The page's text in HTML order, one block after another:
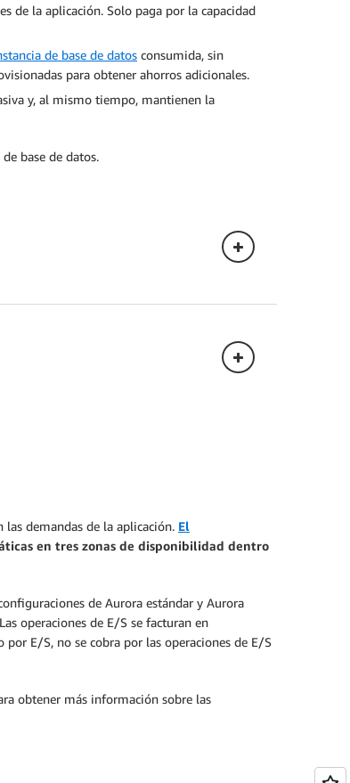
de la aplicación. Solo paga por la capacidad
de base de datos consumida, sin
para obtener ahorros adicionales.
y, al mismo tiempo, mantienen la
base de datos.
optimizado para E/S,
datos según las necesidades
Además, es compatible con
la capacidad de la base de
capacidad de red y CPU
optimizado para E/S,
demandas de la aplicación. El
en tres zonas de disponibilidad dentro
de Aurora estándar y Aurora
operaciones de E/S se facturan en
E/S, no se cobra por las operaciones de E/S
obtener más información sobre las